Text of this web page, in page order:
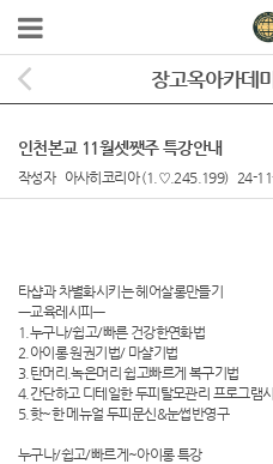
장고옥아카데
인천본교 11월셋쨋주 특강안내
작성자 아사히코리아(1.♡.245.199) 24-
타샵과 차별화시키는 헤어살롱만들기
ㅡ교육레시피ㅡ
1.누구나/쉽고/빠른 건강한연화법
2.아이롱 원권기법/ 마샬기법
3.탄머리.녹은머리 쉽고빠르게 복구기법
4.간단하고 디테일한 두피탈모관리 프로그램
5.핫~한 메뉴얼 두피문신&눈썹반영구
누구나/쉽고/빠르게~아이롱 특강